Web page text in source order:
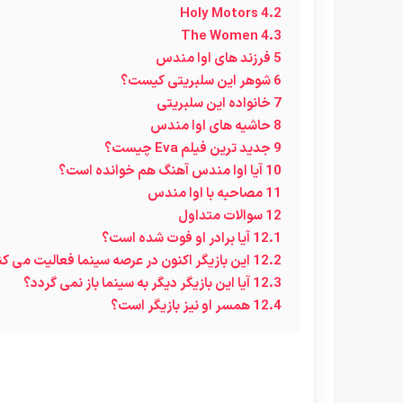
4.2
Holy Motors
4.3
The Women
5 فرزند های اوا مندس
6شوهر این سلبریتی کیست؟
7 خانواده این سلبریتی
8 حاشیه های اوا مندس
9 جدید ترین فیلم Eva چیست؟
10آیا اوا مندس آهنگ هم خوانده است؟
11مصاحبه با اوا مندس
12سوالات متداول
12.1آیا برادر او فوت شده است؟
12.2 این بازیگر اکنون در عرصه سینما فعالیت می
12.3آیا این بازیگر دیگر به سینما باز نمی گردد؟
12.4همسر او نیز بازیگر است؟